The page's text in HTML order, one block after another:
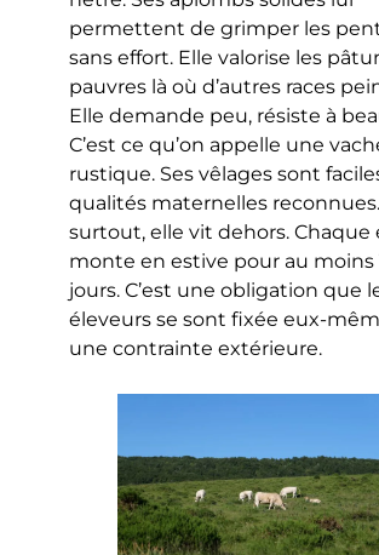
permettent de grimper les
sans effort. Elle valorise les
pauvres là où d’autres races
Elle demande peu, résiste à
C’est ce qu’on appelle une
rustique. Ses vêlages sont
qualités maternelles
surtout, elle vit dehors. Chaque
monte en estive pour au moins
jours. C’est une obligation que
éleveurs se sont fixée eux-
une contrainte extérieure.